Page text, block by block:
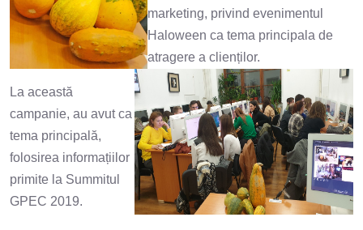
marketing, privind evenimentul
Haloween ca tema principala de
atragere a clienților.
La această
campanie, au avut ca
tema principală,
folosirea informațiilor
primite la Summitul
GPEC 2019.